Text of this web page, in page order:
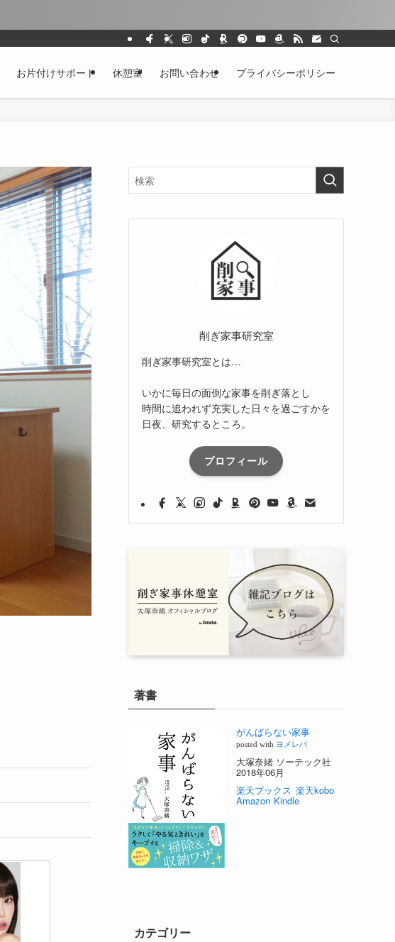
お片付けサポート 休憩室 お問い合わせ プライバシーポリシー
削ぎ家事研究室
削ぎ家事研究室とは…
いかに毎日の面倒な家事を削ぎ落とし
時間に追われず充実した日々を過ごすかを
日夜、研究するところ。
プロフィール
著書
がんばらない家事
posted with ヨメレバ
大塚奈緒 ソーテック社
2018年06月
楽天ブックス 楽天kobo
Amazon Kindle
カテゴリー